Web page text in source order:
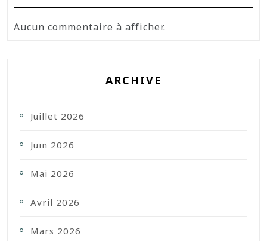
Aucun commentaire à afficher.
ARCHIVE
Juillet 2026
Juin 2026
Mai 2026
Avril 2026
Mars 2026